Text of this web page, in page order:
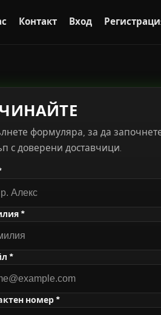
Контакт Вход
формуляра, за да
с доверени доставчици.
*
*
номер *